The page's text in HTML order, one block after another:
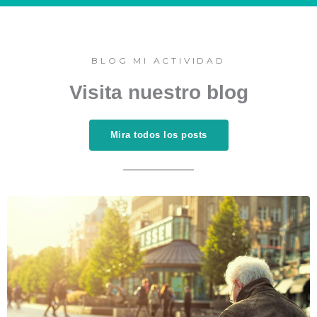
BLOG MI ACTIVIDAD
Visita nuestro blog
Mira todos los posts